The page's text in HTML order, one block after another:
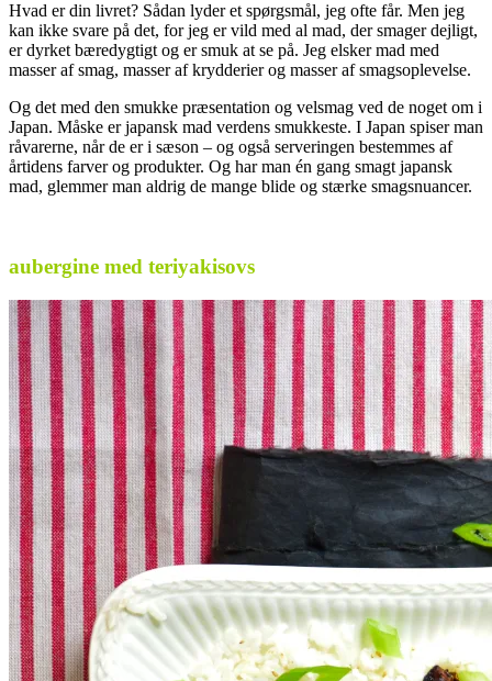
Hvad er din livret? Sådan lyder et spørgsmål, jeg ofte får. Men jeg
kan ikke svare på det, for jeg er vild med al mad, der smager dejligt,
er dyrket bæredygtigt og er smuk at se på. Jeg elsker mad med
masser af smag, masser af krydderier og masser af smagsoplevelse.
Og det med den smukke præsentation og velsmag ved de noget om i
Japan. Måske er japansk mad verdens smukkeste. I Japan spiser man
råvarerne, når de er i sæson – og også serveringen bestemmes af
årtidens farver og produkter. Og har man én gang smagt japansk
mad, glemmer man aldrig de mange blide og stærke smagsnuancer.
aubergine med teriyakisovs